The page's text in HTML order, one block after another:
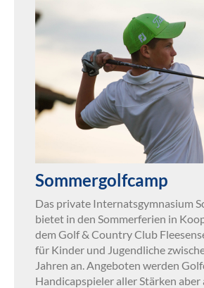
Sommergolfcamp
Das private Internatsgymnasium
bietet in den Sommerferien in
dem Golf & Country Club
für Kinder und Jugendliche
Jahren an. Angeboten werden
Handicapspieler aller Stärken aber